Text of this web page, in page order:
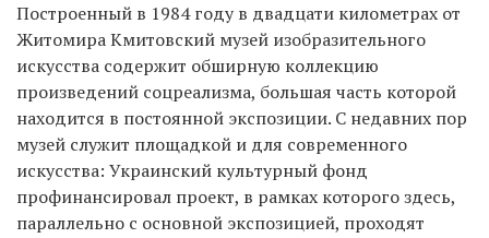
Построенный в 1984 году в двадцати километрах от
Житомира Кмитовский музей изобразительного
искусства содержит обширную коллекцию
произведений соцреализма, большая часть которой
находится в постоянной экспозиции. С недавних пор
музей служит площадкой и для современного
искусства: Украинский культурный фонд
профинансировал проект, в рамках которого здесь,
параллельно с основной экспозицией, проходят